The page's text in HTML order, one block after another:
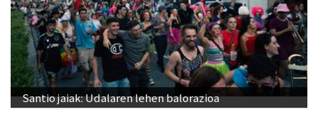
Santio jaiak: Udalaren lehen balorazioa